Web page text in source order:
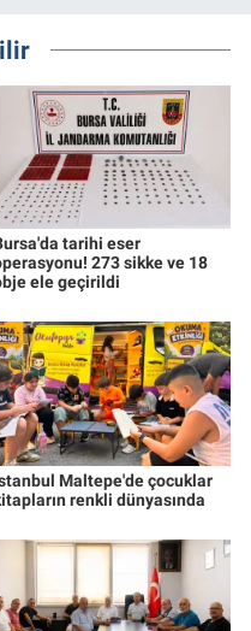
tarihi eser
273 sikke ve 18
ele geçirildi
Maltepe'de çocuklar
renkli dünyasında